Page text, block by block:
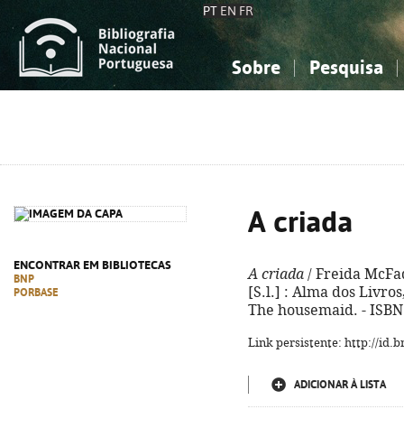
PT EN FR
Sobre Pesquisa
ENCONTRAR EM BIBLIOTECAS
BNP
PORBASE
A criada
A criada / Freida
[S.l.] : Alma dos
The housemaid. -
Link persistente: http://
ADICIONAR À LISTA